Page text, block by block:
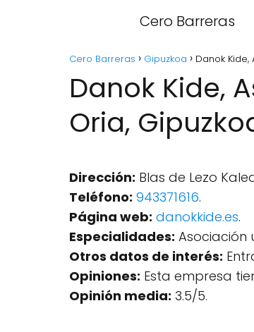
Cero Barreras
Cero Barreras Gipuzkoa Danok
Danok Kide,
Oria,
Dirección: Blas de Lezo
Teléfono: 943371616.
Página web: danokkide.es.
Especialidades: Asociación
Otros datos de interés:
Opiniones: Esta empresa
Opinión media: 3.5/5.